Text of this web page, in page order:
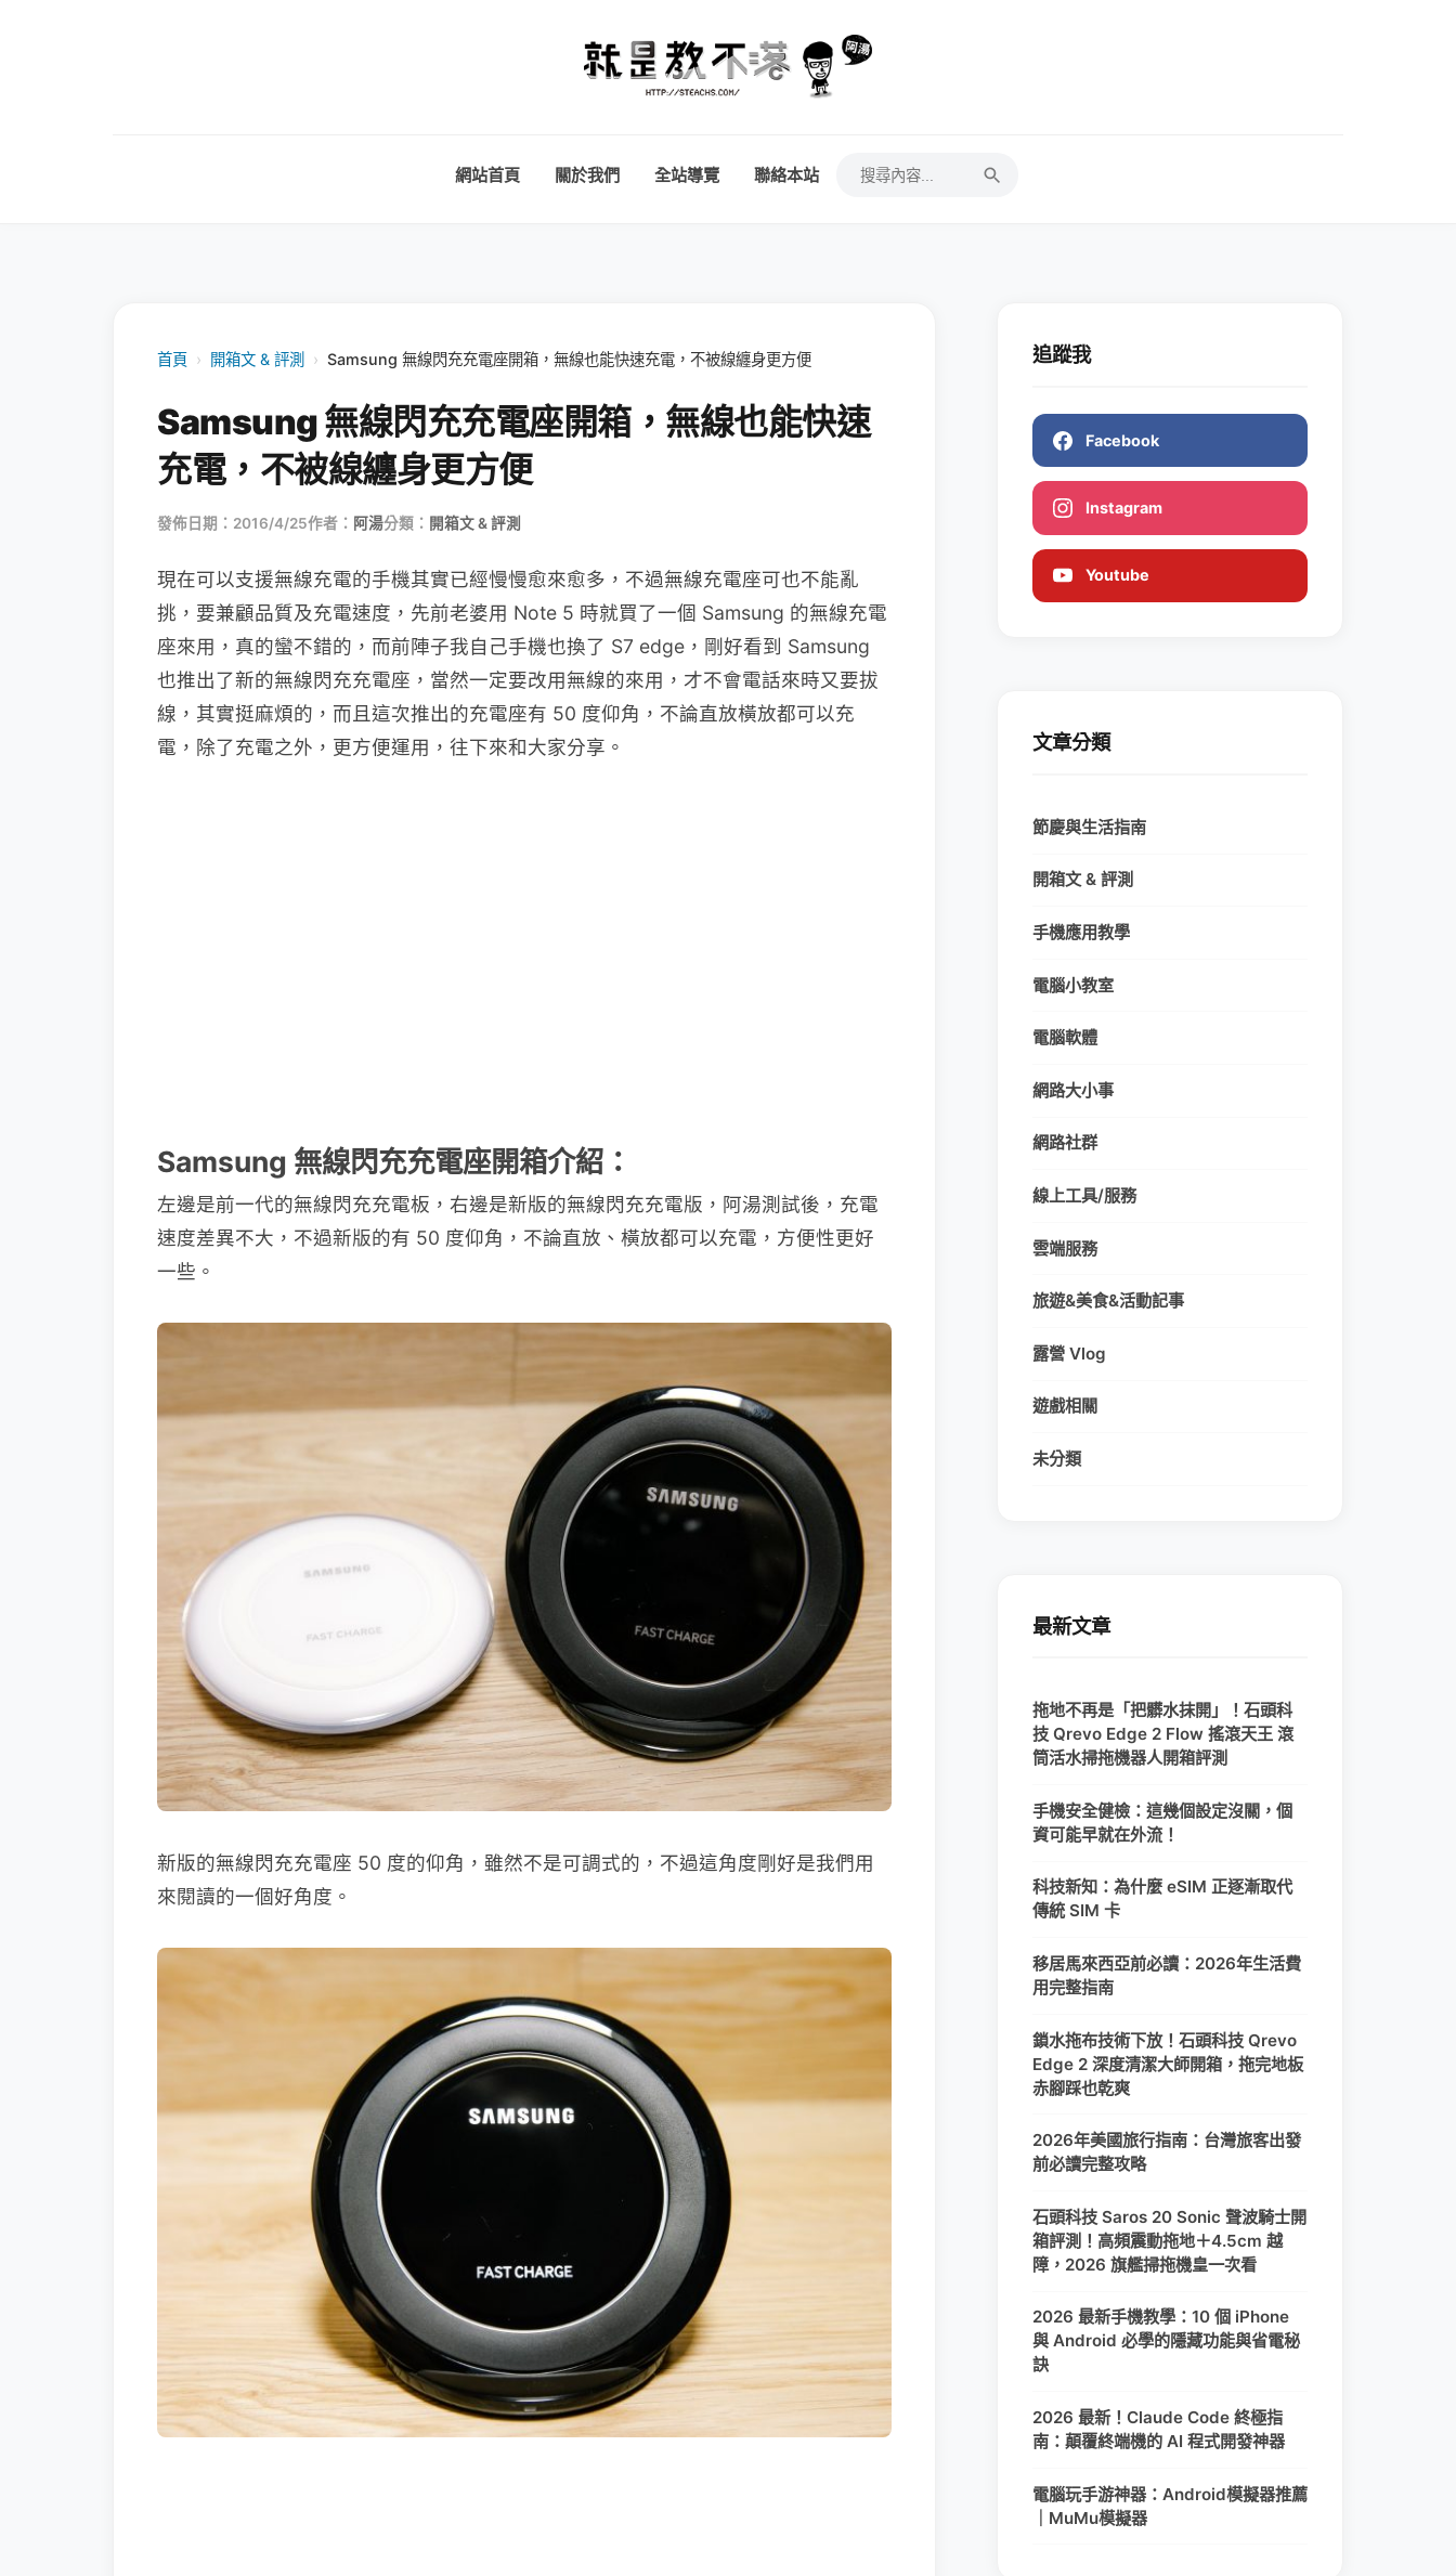
網站首頁 關於我們 全站導覽 聯絡本站
首頁 › 開箱文 & 評測 › Samsung 無線閃充充電座開箱，無線也能快速充電，不被線纏身更方便
Samsung 無線閃充充電座開箱，無線也能快速
充電，不被線纏身更方便
發佈日期：2016/4/25作者： 阿湯分類： 開箱文 & 評測
現在可以支援無線充電的手機其實已經慢慢愈來愈多，不過無線充電座可也不能亂
挑，要兼顧品質及充電速度，先前老婆用 Note 5 時就買了一個 Samsung 的無線充電
座來用，真的蠻不錯的，而前陣子我自己手機也換了 S7 edge，剛好看到 Samsung
也推出了新的無線閃充充電座，當然一定要改用無線的來用，才不會電話來時又要拔
線，其實挺麻煩的，而且這次推出的充電座有 50 度仰角，不論直放橫放都可以充
電，除了充電之外，更方便運用，往下來和大家分享。
Samsung 無線閃充充電座開箱介紹：
左邊是前一代的無線閃充充電板，右邊是新版的無線閃充充電版，阿湯測試後，充電
速度差異不大，不過新版的有 50 度仰角，不論直放、橫放都可以充電，方便性更好
一些。
新版的無線閃充充電座 50 度的仰角，雖然不是可調式的，不過這角度剛好是我們用
來閱讀的一個好角度。
追蹤我
Facebook
Instagram
Youtube
文章分類
節慶與生活指南
開箱文 & 評測
手機應用教學
電腦小教室
電腦軟體
網路大小事
網路社群
線上工具/服務
雲端服務
旅遊&美食&活動記事
露營 Vlog
遊戲相關
未分類
最新文章
拖地不再是「把髒水抹開」！石頭科
技 Qrevo Edge 2 Flow 搖滾天王 滾
筒活水掃拖機器人開箱評測
手機安全健檢：這幾個設定沒關，個
資可能早就在外流！
科技新知：為什麼 eSIM 正逐漸取代
傳統 SIM 卡
移居馬來西亞前必讀：2026年生活費
用完整指南
鎖水拖布技術下放！石頭科技 Qrevo
Edge 2 深度清潔大師開箱，拖完地板
赤腳踩也乾爽
2026年美國旅行指南：台灣旅客出發
前必讀完整攻略
石頭科技 Saros 20 Sonic 聲波騎士開
箱評測！高頻震動拖地＋4.5cm 越
障，2026 旗艦掃拖機皇一次看
2026 最新手機教學：10 個 iPhone
與 Android 必學的隱藏功能與省電秘
訣
2026 最新！Claude Code 終極指
南：顛覆終端機的 AI 程式開發神器
電腦玩手游神器：Android模擬器推薦
｜MuMu模擬器